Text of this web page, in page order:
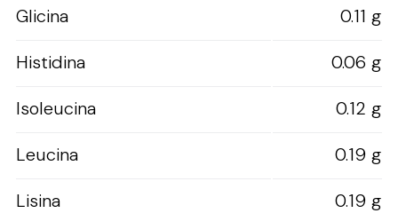
Glicina
0.11 g
Histidina
0.06 g
Isoleucina
0.12 g
Leucina
0.19 g
Lisina
0.19 g